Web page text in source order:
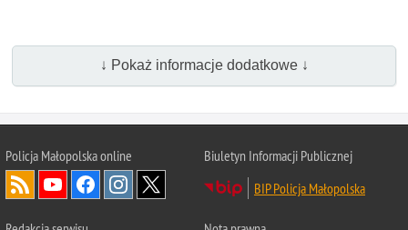
↓ Pokaż informacje dodatkowe ↓
Policja Małopolska online
Biuletyn Informacji Publicznej
BIP Policja Małopolska